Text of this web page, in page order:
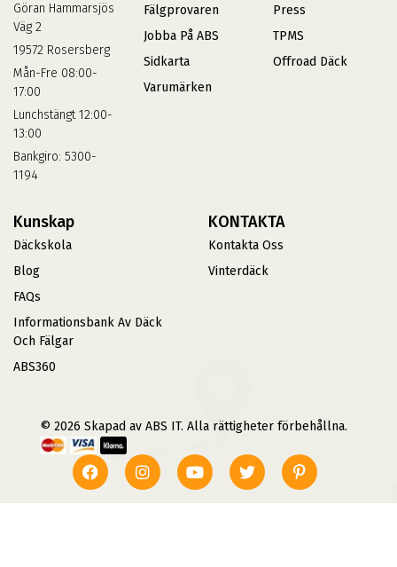
Göran Hammarsjös
Väg 2
19572 Rosersberg
Mån-Fre 08:00-
17:00
Lunchstängt 12:00-
13:00
Bankgiro: 5300-
1194
Fälgprovaren
Jobba På ABS
Sidkarta
Varumärken
Press
TPMS
Offroad Däck
Kunskap
Däckskola
Blog
FAQs
Informationsbank Av Däck
Och Fälgar
ABS360
KONTAKTA
Kontakta Oss
Vinterdäck
© 2026 Skapad av ABS IT. Alla rättigheter förbehållna.